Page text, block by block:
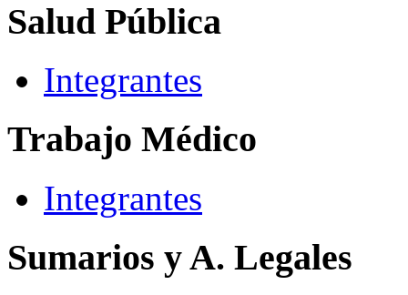
Salud Pública
Integrantes
Trabajo Médico
Integrantes
Sumarios y A. Legales